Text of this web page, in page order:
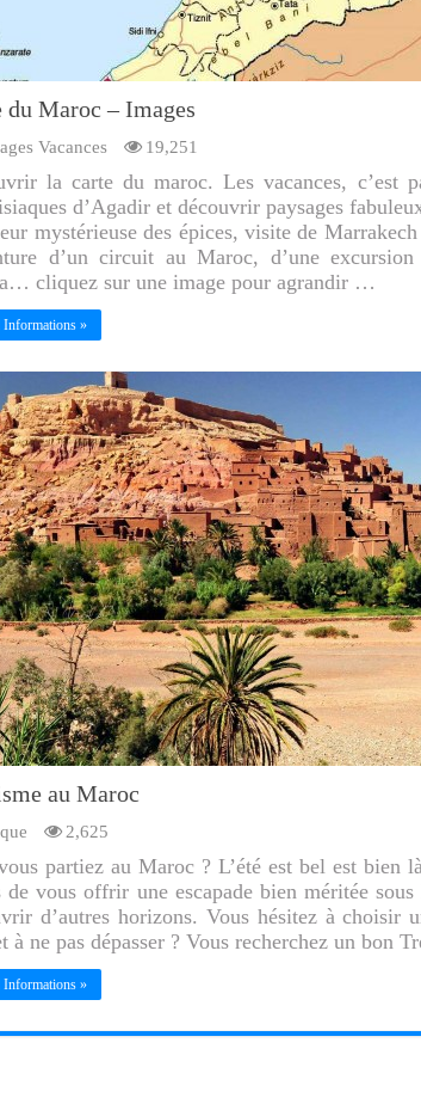
du Maroc – Images
Vacances 19,251
la carte du maroc. Les vacances, c’est
d’Agadir et découvrir paysages
mystérieuse des épices, visite de
d’un circuit au Maroc, d’une
cliquez sur une image pour agrandir …
Informations »
au Maroc
2,625
partiez au Maroc ? L’été est bel est bien
de vous offrir une escapade bien méritée
d’autres horizons. Vous hésitez à choisir
à ne pas dépasser ? Vous recherchez un bon
Informations »